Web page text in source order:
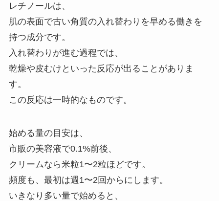
レチノールは、
肌の表面で古い角質の入れ替わりを早める働きを
持つ成分です。
入れ替わりが進む過程では、
乾燥や皮むけといった反応が出ることがありま
す。
この反応は一時的なものです。
始める量の目安は、
市販の美容液で0.1%前後、
クリームなら米粒1〜2粒ほどです。
頻度も、最初は週1〜2回からにします。
いきなり多い量で始めると、